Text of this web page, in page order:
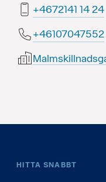
42 41 1412764+
25574070164+
HITTA SNABBT